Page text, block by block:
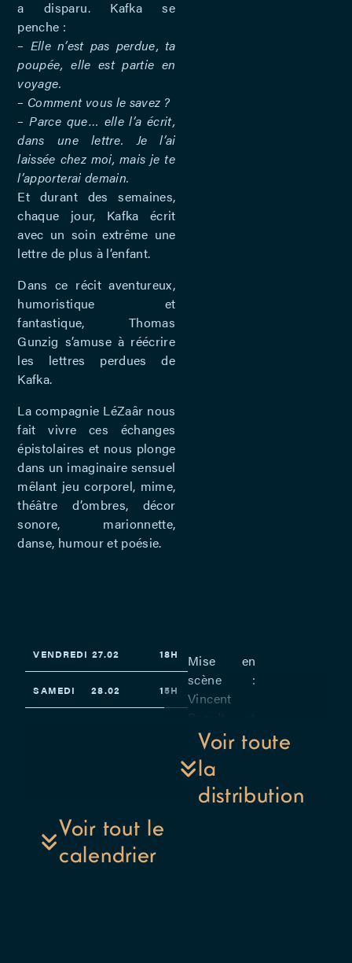
a disparu. Kafka se
penche :
– Elle n’est pas perdue, ta
poupée, elle est partie en
voyage.
– Comment vous le savez ?
– Parce que… elle l’a écrit,
dans une lettre. Je l’ai
laissée chez moi, mais je te
l’apporterai demain.
Et durant des semaines,
chaque jour, Kafka écrit
avec un soin extrême une
lettre de plus à l’enfant.
Dans ce récit aventureux,
humoristique et
fantastique, Thomas
Gunzig s’amuse à réécrire
les lettres perdues de
Kafka.
La compagnie LéZaâr nous
fait vivre ces échanges
épistolaires et nous plonge
dans un imaginaire sensuel
mêlant jeu corporel, mime,
théâtre d’ombres, décor
sonore, marionnette,
danse, humour et poésie.
Mise en
scène :
Vincent
Laila Zaâri
– Avec
Michel
Carcan et
Voir toute
la
distribution
VENDREDI 27.02 18H
SAMEDI 28.02 15H
Voir tout le
calendrier